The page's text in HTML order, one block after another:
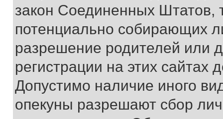
закон Соединенных Штатов,
потенциально собирающих
разрешение родителей или
регистрации на этих сайтах
Допустимо наличие иного
опекуны разрешают сбор